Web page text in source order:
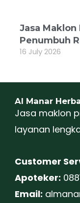
Jasa
Penumbuh
16 July 2026
Al Manar
Jasa maklon
layanan
Customer
Apoteker:
Email: